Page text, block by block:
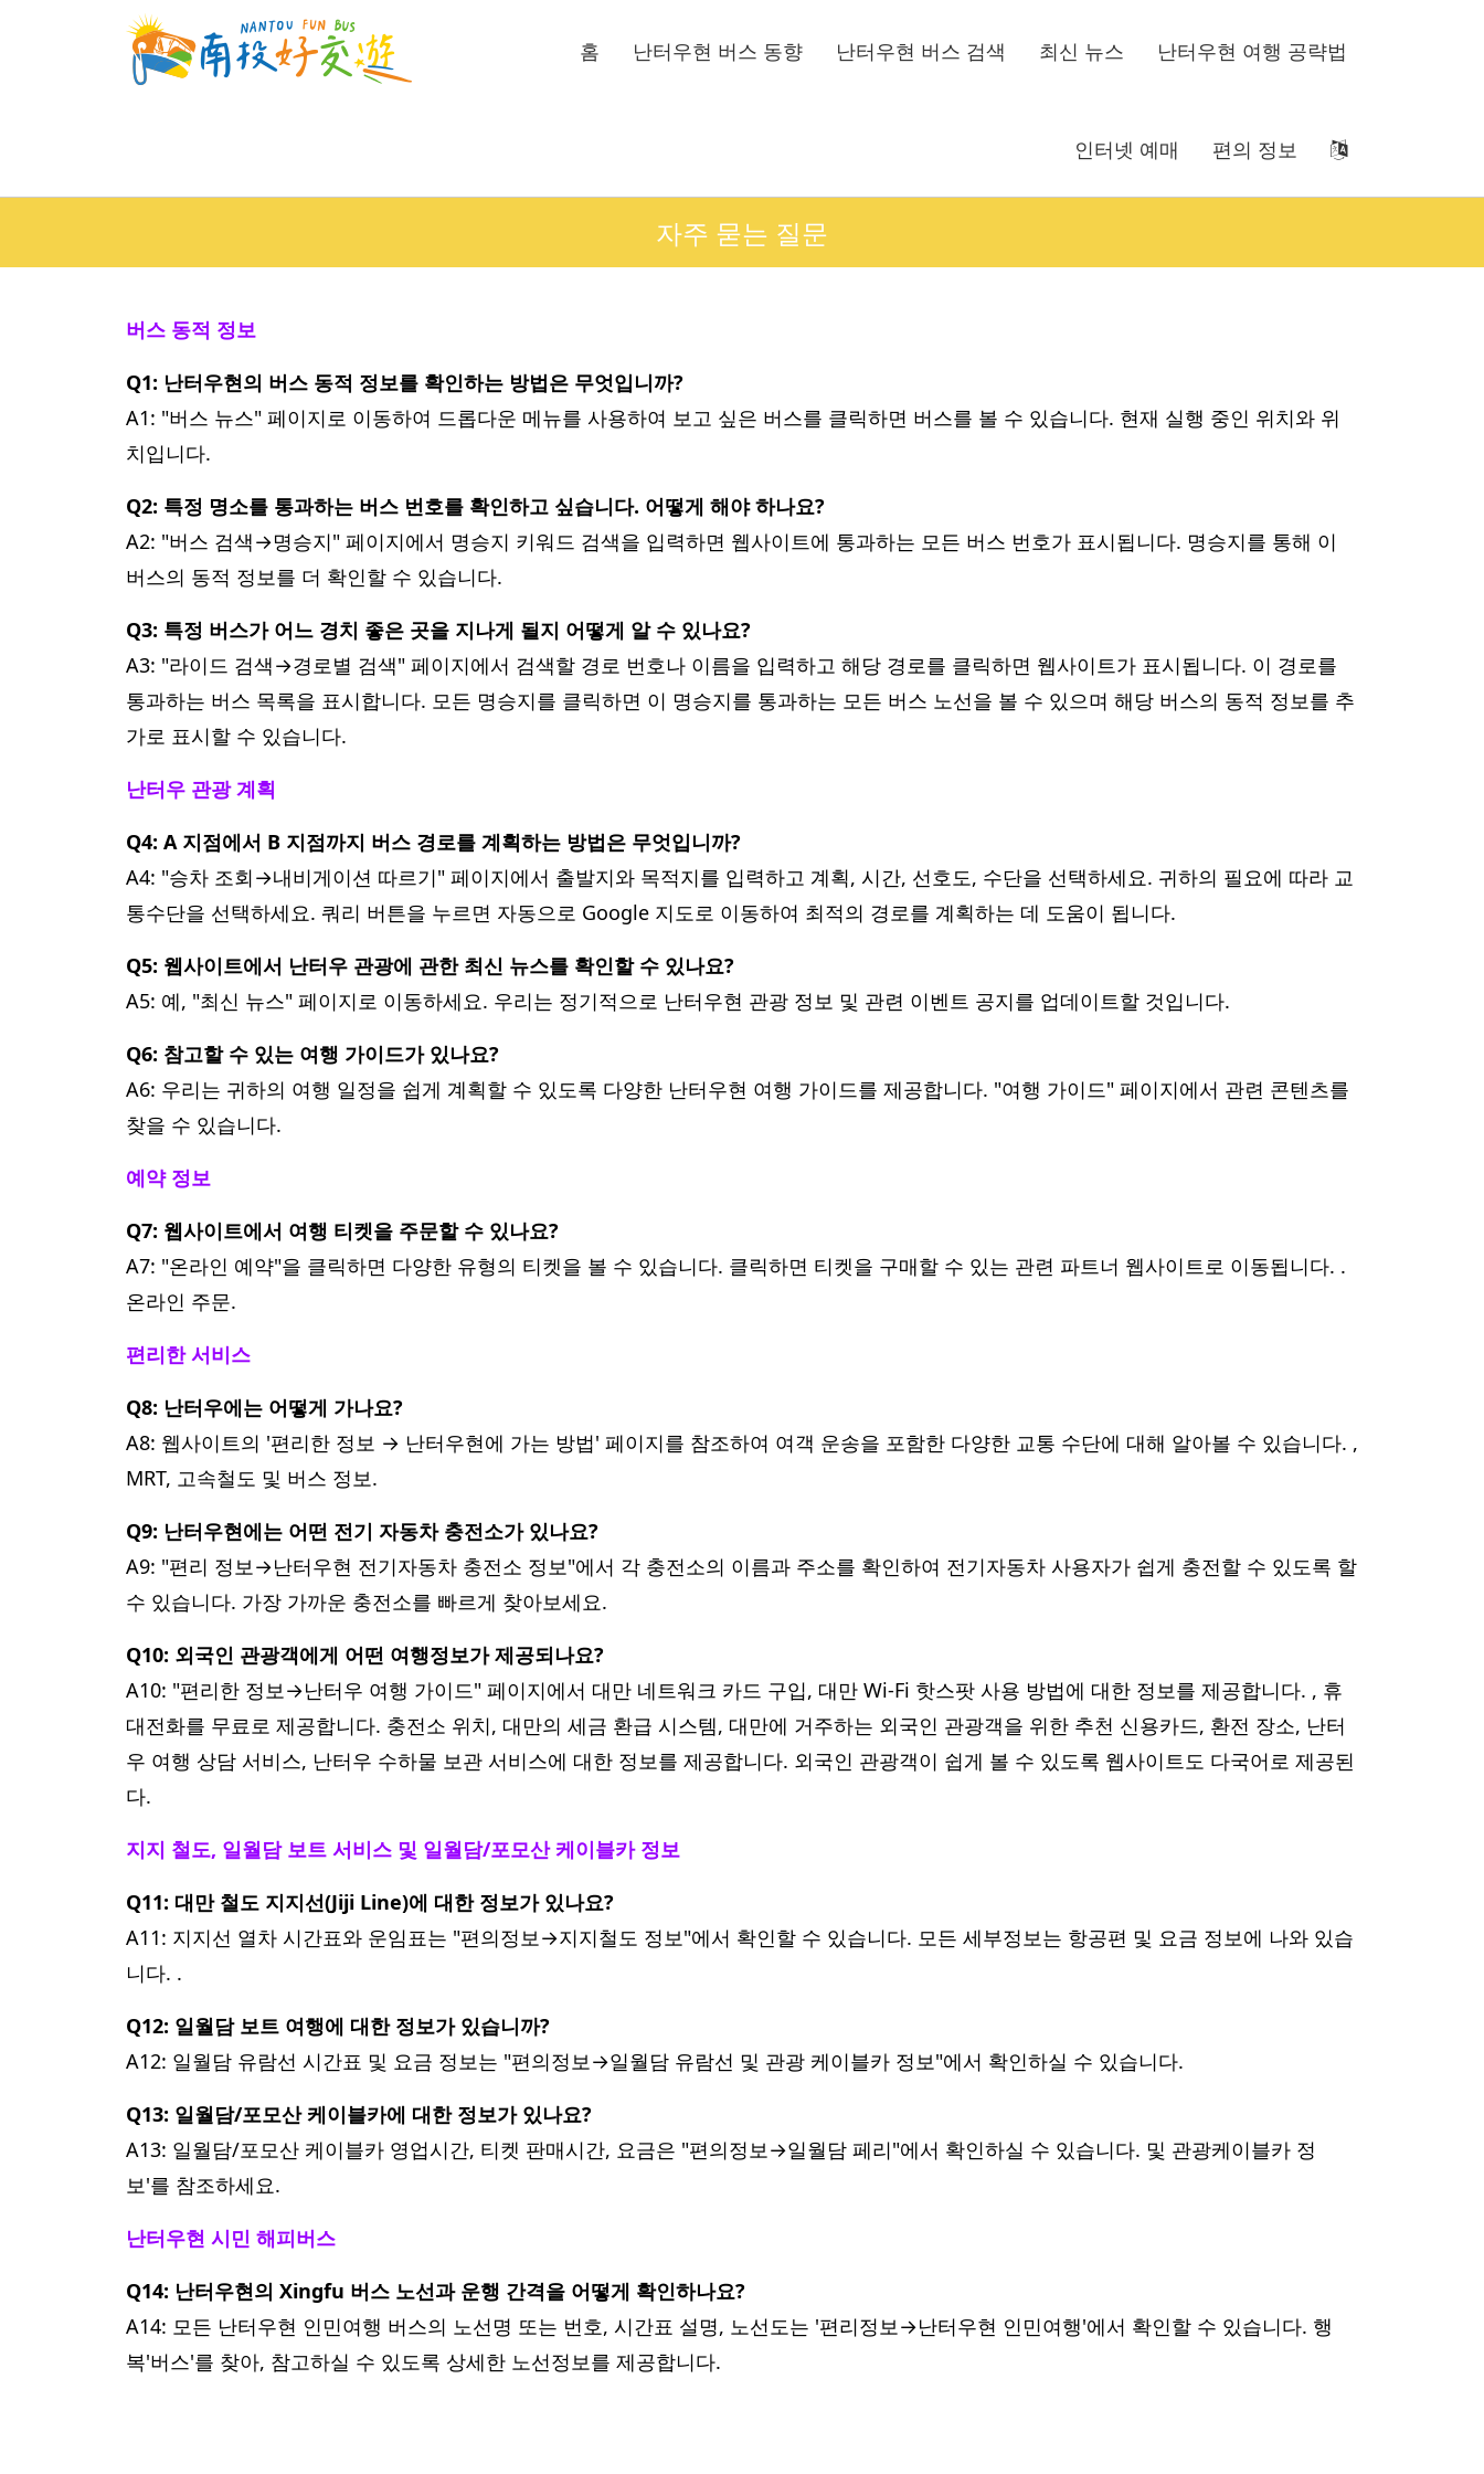
홈 난터우현 버스 동향 난터우현 버스 검색 최신 뉴스 난터우현 여행 공략법
인터넷 예매 편의 정보
자주 묻는 질문
버스 동적 정보
Q1: 난터우현의 버스 동적 정보를 확인하는 방법은 무엇입니까?
A1: "버스 뉴스" 페이지로 이동하여 드롭다운 메뉴를 사용하여 보고 싶은 버스를 클릭하면 버스를 볼 수 있습니다. 현재 실행 중인 위치와 위
치입니다.
Q2: 특정 명소를 통과하는 버스 번호를 확인하고 싶습니다. 어떻게 해야 하나요?
A2: "버스 검색→명승지" 페이지에서 명승지 키워드 검색을 입력하면 웹사이트에 통과하는 모든 버스 번호가 표시됩니다. 명승지를 통해 이
버스의 동적 정보를 더 확인할 수 있습니다.
Q3: 특정 버스가 어느 경치 좋은 곳을 지나게 될지 어떻게 알 수 있나요?
A3: "라이드 검색→경로별 검색" 페이지에서 검색할 경로 번호나 이름을 입력하고 해당 경로를 클릭하면 웹사이트가 표시됩니다. 이 경로를
통과하는 버스 목록을 표시합니다. 모든 명승지를 클릭하면 이 명승지를 통과하는 모든 버스 노선을 볼 수 있으며 해당 버스의 동적 정보를 추
가로 표시할 수 있습니다.
난터우 관광 계획
Q4: A 지점에서 B 지점까지 버스 경로를 계획하는 방법은 무엇입니까?
A4: "승차 조회→내비게이션 따르기" 페이지에서 출발지와 목적지를 입력하고 계획, 시간, 선호도, 수단을 선택하세요. 귀하의 필요에 따라 교
통수단을 선택하세요. 쿼리 버튼을 누르면 자동으로 Google 지도로 이동하여 최적의 경로를 계획하는 데 도움이 됩니다.
Q5: 웹사이트에서 난터우 관광에 관한 최신 뉴스를 확인할 수 있나요?
A5: 예, "최신 뉴스" 페이지로 이동하세요. 우리는 정기적으로 난터우현 관광 정보 및 관련 이벤트 공지를 업데이트할 것입니다.
Q6: 참고할 수 있는 여행 가이드가 있나요?
A6: 우리는 귀하의 여행 일정을 쉽게 계획할 수 있도록 다양한 난터우현 여행 가이드를 제공합니다. "여행 가이드" 페이지에서 관련 콘텐츠를
찾을 수 있습니다.
예약 정보
Q7: 웹사이트에서 여행 티켓을 주문할 수 있나요?
A7: "온라인 예약"을 클릭하면 다양한 유형의 티켓을 볼 수 있습니다. 클릭하면 티켓을 구매할 수 있는 관련 파트너 웹사이트로 이동됩니다. .
온라인 주문.
편리한 서비스
Q8: 난터우에는 어떻게 가나요?
A8: 웹사이트의 '편리한 정보 → 난터우현에 가는 방법' 페이지를 참조하여 여객 운송을 포함한 다양한 교통 수단에 대해 알아볼 수 있습니다. ,
MRT, 고속철도 및 버스 정보.
Q9: 난터우현에는 어떤 전기 자동차 충전소가 있나요?
A9: "편리 정보→난터우현 전기자동차 충전소 정보"에서 각 충전소의 이름과 주소를 확인하여 전기자동차 사용자가 쉽게 충전할 수 있도록 할
수 있습니다. 가장 가까운 충전소를 빠르게 찾아보세요.
Q10: 외국인 관광객에게 어떤 여행정보가 제공되나요?
A10: "편리한 정보→난터우 여행 가이드" 페이지에서 대만 네트워크 카드 구입, 대만 Wi-Fi 핫스팟 사용 방법에 대한 정보를 제공합니다. , 휴
대전화를 무료로 제공합니다. 충전소 위치, 대만의 세금 환급 시스템, 대만에 거주하는 외국인 관광객을 위한 추천 신용카드, 환전 장소, 난터
우 여행 상담 서비스, 난터우 수하물 보관 서비스에 대한 정보를 제공합니다. 외국인 관광객이 쉽게 볼 수 있도록 웹사이트도 다국어로 제공된
다.
지지 철도, 일월담 보트 서비스 및 일월담/포모산 케이블카 정보
Q11: 대만 철도 지지선(Jiji Line)에 대한 정보가 있나요?
A11: 지지선 열차 시간표와 운임표는 "편의정보→지지철도 정보"에서 확인할 수 있습니다. 모든 세부정보는 항공편 및 요금 정보에 나와 있습
니다. .
Q12: 일월담 보트 여행에 대한 정보가 있습니까?
A12: 일월담 유람선 시간표 및 요금 정보는 "편의정보→일월담 유람선 및 관광 케이블카 정보"에서 확인하실 수 있습니다.
Q13: 일월담/포모산 케이블카에 대한 정보가 있나요?
A13: 일월담/포모산 케이블카 영업시간, 티켓 판매시간, 요금은 "편의정보→일월담 페리"에서 확인하실 수 있습니다. 및 관광케이블카 정
보'를 참조하세요.
난터우현 시민 해피버스
Q14: 난터우현의 Xingfu 버스 노선과 운행 간격을 어떻게 확인하나요?
A14: 모든 난터우현 인민여행 버스의 노선명 또는 번호, 시간표 설명, 노선도는 '편리정보→난터우현 인민여행'에서 확인할 수 있습니다. 행
복'버스'를 찾아, 참고하실 수 있도록 상세한 노선정보를 제공합니다.